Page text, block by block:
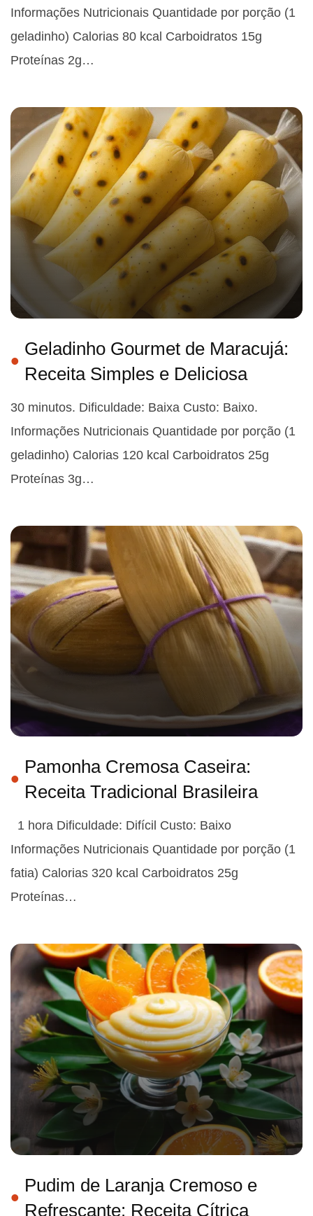
Informações Nutricionais Quantidade por porção (1
geladinho) Calorias 80 kcal Carboidratos 15g
Proteínas 2g…
Geladinho Gourmet de Maracujá:
Receita Simples e Deliciosa
30 minutos. Dificuldade: Baixa Custo: Baixo.
Informações Nutricionais Quantidade por porção (1
geladinho) Calorias 120 kcal Carboidratos 25g
Proteínas 3g…
Pamonha Cremosa Caseira:
Receita Tradicional Brasileira
1 hora Dificuldade: Difícil Custo: Baixo
Informações Nutricionais Quantidade por porção (1
fatia) Calorias 320 kcal Carboidratos 25g
Proteínas…
Pudim de Laranja Cremoso e
Refrescante: Receita Cítrica